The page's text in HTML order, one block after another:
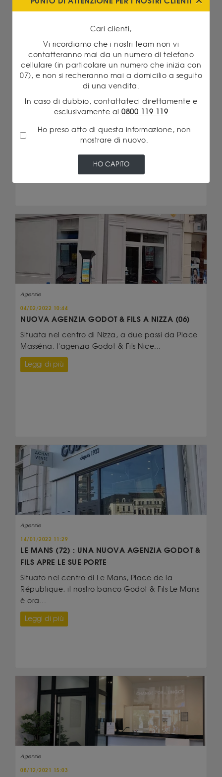
Agenzie
08/03/2022 16:12
UNA NUOVA FILIALE GODOT & FILS APRE AD
AVIGNONE (84)
Godot & Fils apre un nuovo banco ad Avignone
nel Vaucluse (84). Compravendita di oro e...
Agenzie
04/02/2022 10:44
NUOVA AGENZIA GODOT & FILS A NIZZA (06)
Situata nel centro di Nizza, a due passi da Place
Masséna, l'agenzia Godot & Fils Nice...
Leggi di più
Agenzie
14/01/2022 11:29
LE MANS (72) : UNA NUOVA AGENZIA GODOT &
FILS APRE LE SUE PORTE
Situato nel centro di Le Mans, Place de la
République, il nostro banco Godot & Fils Le Mans
è ora...
Leggi di più
Agenzie
08/12/2021 15:03
Cari clienti,
Vi ricordiamo che i nostri team non vi
contatteranno mai da un numero di telefono
cellulare (in particolare un numero che inizia con
07), e non si recheranno mai a domicilio a seguito
di una vendita.
In caso di dubbio, contattateci direttamente e
esclusivamente al 0800 119 119
Ho preso atto di questa informazione, non
mostrare di nuovo.
HO CAPITO